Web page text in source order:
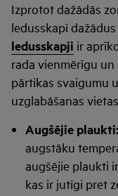
Izprotot dažādās
ledusskapī
ledusskapji ir
rada vienmērīgu
pārtikas svaigumu
uzglabāšanas
Augšējie plaukti:
augstāku
augšējie plaukti
kas ir jutīgi pret